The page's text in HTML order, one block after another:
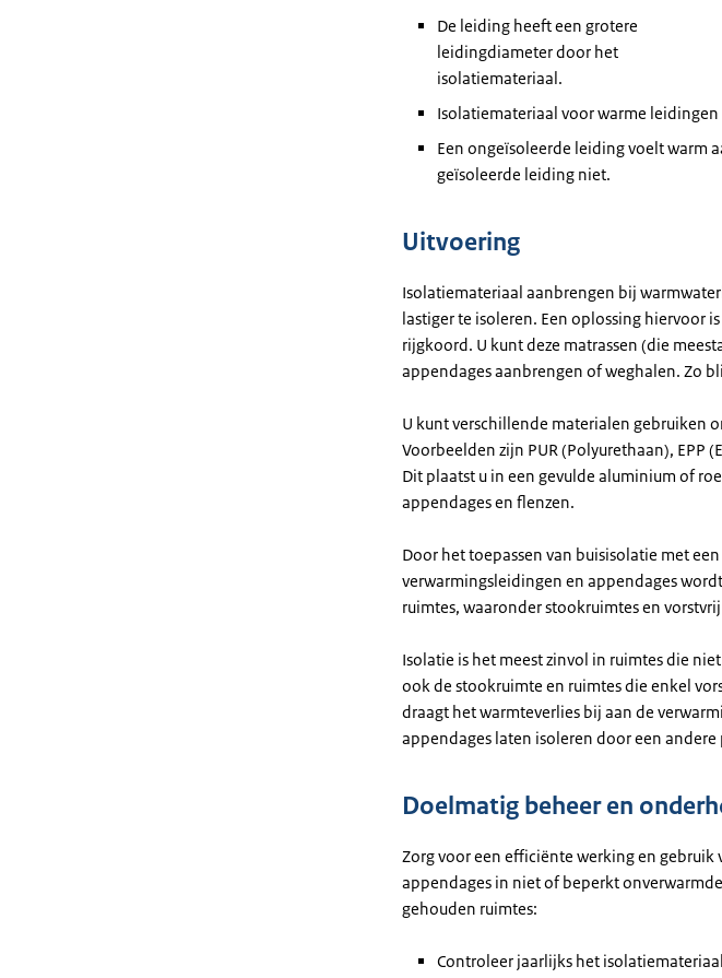
De leiding heeft een grotere
leidingdiameter door het
isolatiemateriaal.
Isolatiemateriaal voor warme leidingen
Een ongeïsoleerde leiding voelt warm
geïsoleerde leiding niet.
Uitvoering
Isolatiemateriaal aanbrengen bij
lastiger te isoleren. Een oplossing hiervoor
rijgkoord. U kunt deze matrassen (die
appendages aanbrengen of weghalen. Zo
U kunt verschillende materialen gebruiken
Voorbeelden zijn PUR (Polyurethaan), EPP
Dit plaatst u in een gevulde aluminium of
appendages en flenzen.
Door het toepassen van buisisolatie met
verwarmingsleidingen en appendages
ruimtes, waaronder stookruimtes en
Isolatie is het meest zinvol in ruimtes die
ook de stookruimte en ruimtes die enkel
draagt het warmteverlies bij aan de
appendages laten isoleren door een
Doelmatig beheer en
Zorg voor een efficiënte werking en
appendages in niet of beperkt
gehouden ruimtes:
Controleer jaarlijks het